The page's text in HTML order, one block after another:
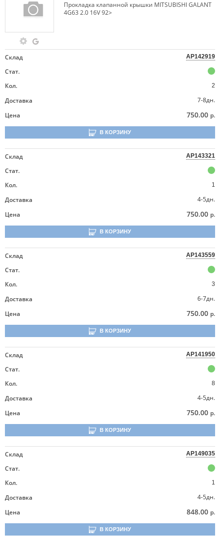
Прокладка клапанной крышки MITSUBISHI GALANT
4G63 2.0 16V 92>
Склад AP142919
Стат.
Кол.
2
Доставка
7-8дн.
Цена
750.00 р.
В КОРЗИНУ
Склад AP143321
Стат.
Кол.
1
Доставка
4-5дн.
Цена
750.00 р.
В КОРЗИНУ
Склад AP143559
Стат.
Кол.
3
Доставка
6-7дн.
Цена
750.00 р.
В КОРЗИНУ
Склад AP141950
Стат.
Кол.
8
Доставка
4-5дн.
Цена
750.00 р.
В КОРЗИНУ
Склад AP149035
Стат.
Кол.
1
Доставка
4-5дн.
Цена
848.00 р.
В КОРЗИНУ